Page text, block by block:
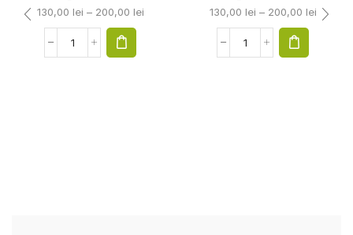
130,00 lei – 200,00 lei 130,00 lei – 200,00 lei